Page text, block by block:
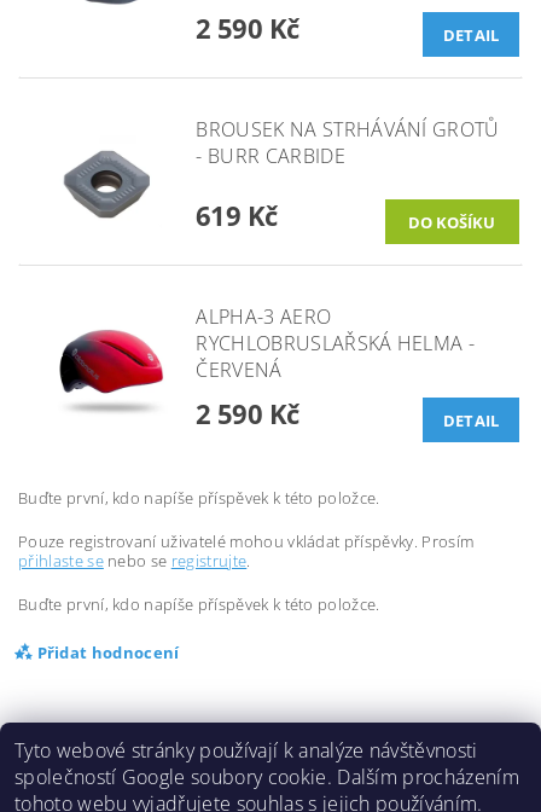
2 590 Kč DETAIL
BROUSEK NA STRHÁVÁNÍ GROTŮ
- BURR CARBIDE
619 Kč
ALPHA-3 AERO
RYCHLOBRUSLAŘSKÁ HELMA -
ČERVENÁ
2 590 Kč DETAIL
Buďte první, kdo napíše příspěvek k této položce.
Pouze registrovaní uživatelé mohou vkládat příspěvky. Prosím
přihlaste senebo se registrujte.
Buďte první, kdo napíše příspěvek k této položce.
Přidat hodnocení
Tyto webové stránky používají k analýze návštěvnosti
společností Google soubory cookie. Dalším procházením
tohoto webu vyjadřujete souhlas s jejich používáním.